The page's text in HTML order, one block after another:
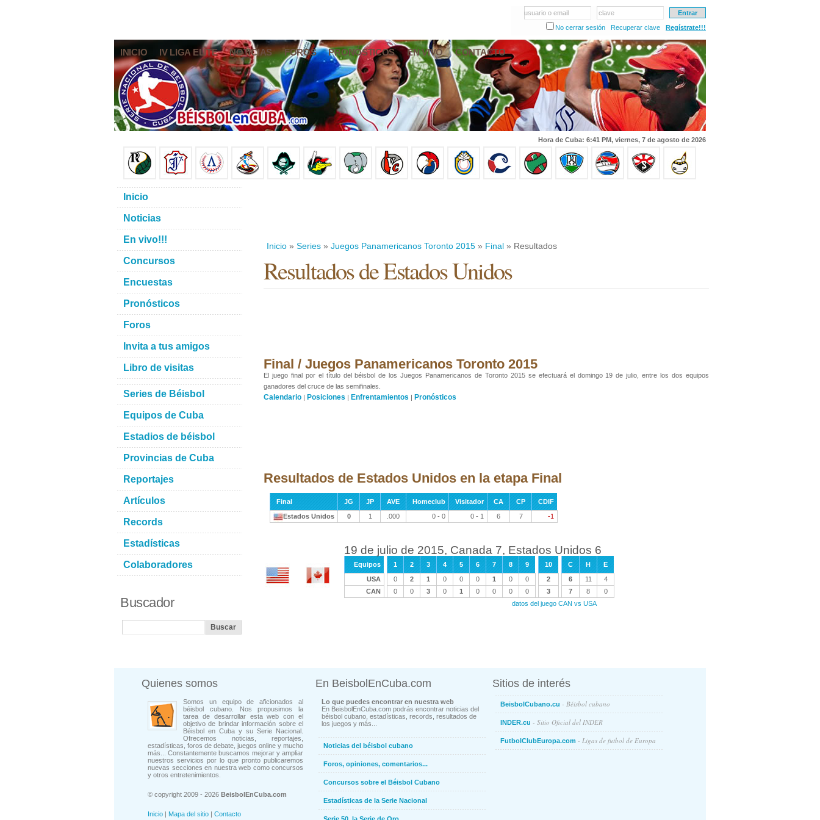
usuario o email
clave
No cerrar sesión
Recuperar clave Regístrate!!!
INICIO IV LIGA ELITE NOTICIAS FOROS PRONÓSTICOS EN VIVO CONTACTO
Hora de Cuba: 6:41 PM, viernes, 7 de agosto de 2026
Inicio » Series » Juegos Panamericanos Toronto 2015 » Final » Resultados
Resultados de Estados Unidos
Final / Juegos Panamericanos Toronto 2015
El juego final por el título del béisbol de los Juegos Panamericanos de Toronto 2015 se efectuará el domingo 19 de julio, entre los dos equipos
ganadores del cruce de las semifinales.
Calendario | Posiciones | Enfrentamientos | Pronósticos
Resultados de Estados Unidos en la etapa Final
Final JG JP AVE Homeclub Visitador CA CP
CDIF
Estados Unidos
0 1 .000 0 - 0 0 - 1 6 7 -1
19 de julio de 2015, Canada 7, Estados Unidos 6
Equipos 1 2 3 4 5 6 7 8 9 10 C H
E
USA
0 2 1 0 0 0 1 0 0 2 6 11
4
CAN
0 0 3 0 1 0 0 0 0 3 7 8
0
datos del juego CAN vs USA
Inicio
Noticias
En vivo!!!
Concursos
Encuestas
Pronósticos
Foros
Invita a tus amigos
Libro de visitas
Series de Béisbol
Equipos de Cuba
Estadios de béisbol
Provincias de Cuba
Reportajes
Artículos
Records
Estadísticas
Colaboradores
Buscador
Quienes somos
Somos un equipo de aficionados al
béisbol cubano. Nos propusimos la
tarea de desarrollar esta web con el
objetivo de brindar información sobre el
Béisbol en Cuba y su Serie Nacional.
Ofrecemos noticias, reportajes,
estadísticas, foros de debate, juegos online y mucho
más... Constantemente buscamos mejorar y ampliar
nuestros servicios por lo que pronto publicaremos
nuevas secciones en nuestra web como concursos
y otros entretenimientos.
© copyright 2009 - 2026 BeisbolEnCuba.com
Inicio | Mapa del sitio | Contacto
En BeisbolEnCuba.com
Lo que puedes encontrar en nuestra web
En BeisbolEnCuba.com podrás encontrar noticias del
béisbol cubano, estadísticas, records, resultados de
los juegos y más...
Noticias del béisbol cubano
Foros, opiniones, comentarios...
Concursos sobre el Béisbol Cubano
Estadísticas de la Serie Nacional
Sitios de interés
BeisbolCubano.cu - Béisbol cubano
INDER.cu - Sitio Oficial del INDER
FutbolClubEuropa.com - Ligas de futbol de Europa